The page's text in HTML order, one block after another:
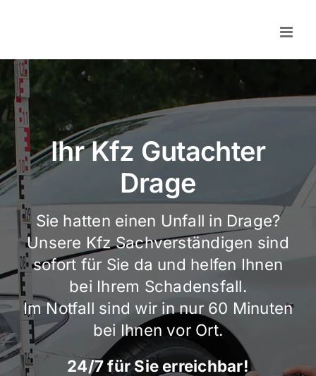
Ihr Kfz Gutachter
Drage
Sie hatten einen Unfall in Drage?
Unsere Kfz Sachverständigen sind
sofort für Sie da und helfen Ihnen
bei Ihrem Schadensfall.
Im Notfall sind wir in nur 60 Minuten
bei Ihnen vor Ort.
24/7 für Sie erreichbar!